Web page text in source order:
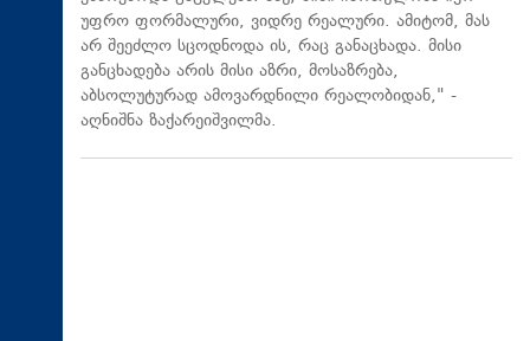
უფრო ფორმალური, ვიდრე რეალური. ამიტომ, მას
არ შეეძლო სცოდნოდა ის, რაც განაცხადა. მისი
განცხადება არის მისი აზრი, მოსაზრება,
აბსოლუტურად ამოვარდნილი რეალობიდან," -
აღნიშნა ზაქარეიშვილმა.